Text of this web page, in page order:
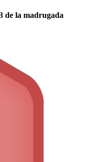
de la madrugada